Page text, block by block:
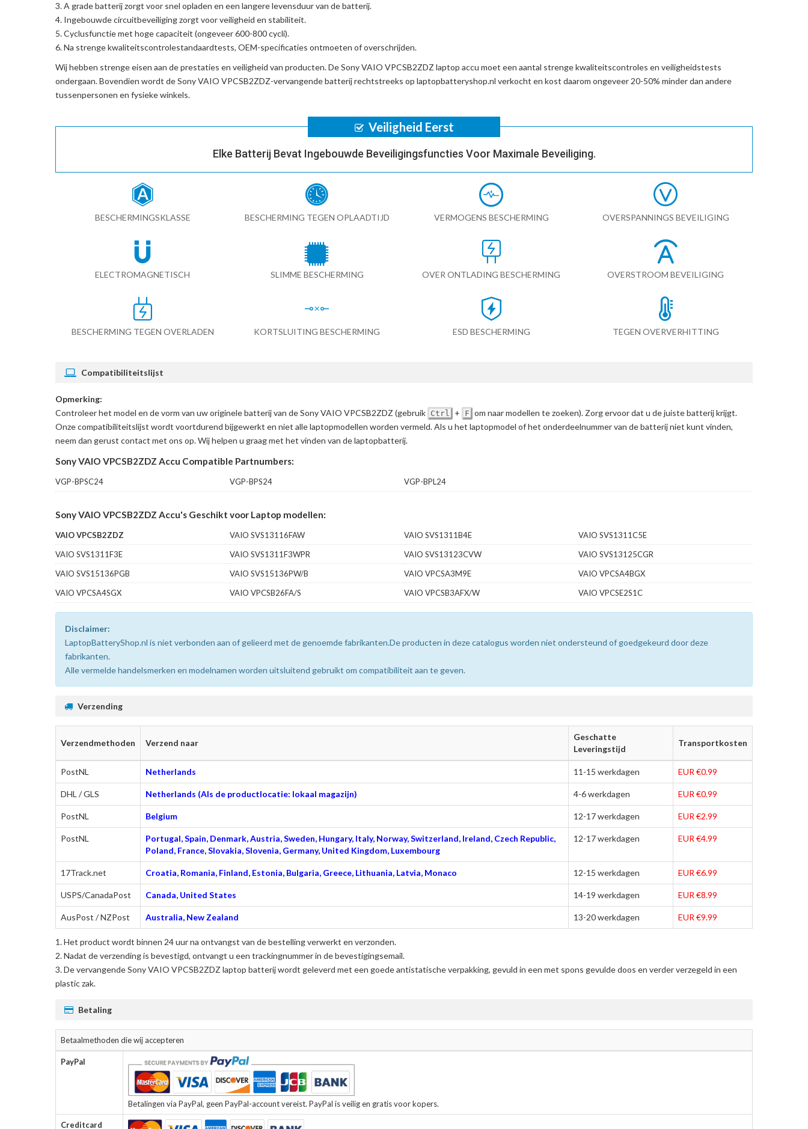
A grade batterij zorgt voor snel opladen en een langere levensduur van de batterij.
Ingebouwde circuitbeveiliging zorgt voor veiligheid en stabiliteit.
Cyclusfunctie met hoge capaciteit (ongeveer 600-800 cycli).
Na strenge kwaliteitscontrolestandaardtests, OEM-specificaties ontmoeten of overschrijden.
Wij hebben strenge eisen aan de prestaties en veiligheid van producten. DeSony VAIO VPCSB2ZDZ laptop accu moet een aantal strenge kwaliteitscontroles en veiligheidstests
ondergaan. Bovendien wordt deSony VAIO VPCSB2ZDZ-vervangende batterijrechtstreeks op laptopbatteryshop.nl verkocht en kost daarom ongeveer 20-50% minder dan andere
tussenpersonen en fysieke winkels.
Veiligheid Eerst
Elke Batterij Bevat Ingebouwde Beveiligingsfuncties Voor Maximale Beveiliging.
BESCHERMINGSKLASSE BESCHERMING TEGEN OPLAADTIJD VERMOGENS BESCHERMING OVERSPANNINGS BEVEILIGING
ELECTROMAGNETISCH SLIMME BESCHERMING OVER ONTLADING BESCHERMING OVERSTROOM BEVEILIGING
BESCHERMING TEGEN OVERLADEN KORTSLUITING BESCHERMING ESD BESCHERMING TEGEN OVERVERHITTING
Compatibiliteitslijst
Opmerking:
Controleer het model en de vorm van uw originele batterij van de Sony VAIO VPCSB2ZDZ (gebruik Ctrl + F om naar modellen te zoeken). Zorg ervoor dat u de juiste batterij krijgt.
Onze compatibiliteitslijst wordt voortdurend bijgewerkt en niet alle laptopmodellen worden vermeld. Als u het laptopmodel of het onderdeelnummer van de batterij niet kunt vinden,
neem dan gerust contact met ons op. Wij helpen u graag met het vinden van de laptopbatterij.
Sony VAIO VPCSB2ZDZ Accu Compatible Partnumbers:
VGP-BPSC24 VGP-BPS24 VGP-BPL24
Sony VAIO VPCSB2ZDZ Accu's Geschikt voor Laptop modellen:
VAIO VPCSB2ZDZ VAIO SVS13116FAW VAIO SVS1311B4E
VAIO SVS1311C5E
VAIO SVS1311F3E
VAIO SVS1311F3WPR VAIO SVS13123CVW
VAIO SVS13125CGR
VAIO SVS15136PGB
VAIO SVS15136PW/B VAIO VPCSA3M9E
VAIO VPCSA4BGX
VAIO VPCSA4SGX
VAIO VPCSB26FA/S VAIO VPCSB3AFX/W VAIO VPCSE2S1C
Disclaimer:
LaptopBatteryShop.nl is niet verbonden aan of gelieerd met de genoemde fabrikanten.De producten in deze catalogus worden niet ondersteund of goedgekeurd door deze
fabrikanten.
Alle vermelde handelsmerken en modelnamen worden uitsluitend gebruikt om compatibiliteit aan te geven.
Verzending
Verzendmethoden Verzend naar
Geschatte
Leveringstijd
Transportkosten
PostNL Netherlands 11-15 werkdagen EUR €0.99
DHL / GLS Netherlands (Als de productlocatie: lokaal magazijn) 4-6 werkdagen EUR €0.99
PostNL Belgium 12-17 werkdagen EUR €2.99
PostNL
Portugal, Spain, Denmark, Austria, Sweden, Hungary, Italy, Norway, Switzerland, Ireland, Czech Republic,
Poland, France, Slovakia, Slovenia, Germany, United Kingdom, Luxembourg
12-17 werkdagen EUR €4.99
17Track.net Croatia, Romania, Finland, Estonia, Bulgaria, Greece, Lithuania, Latvia, Monaco 12-15 werkdagen EUR €6.99
USPS/CanadaPost Canada, United States 14-19 werkdagen EUR €8.99
AusPost / NZPost Australia, New Zealand 13-20 werkdagen EUR €9.99
Het product wordt binnen 24 uur na ontvangst van de bestelling verwerkt en verzonden.
Nadat de verzending is bevestigd, ontvangt u een trackingnummer in de bevestigingsemail.
Devervangende Sony VAIO VPCSB2ZDZ laptop batterijwordt geleverd met een goede antistatische verpakking, gevuld in een met spons gevulde doos en verder verzegeld in een
plastic zak.
Betaling
Betaalmethoden die wij accepteren
PayPal
Betalingen via PayPal, geen PayPal-account vereist. PayPal is veilig en gratis voor kopers.
Creditcard